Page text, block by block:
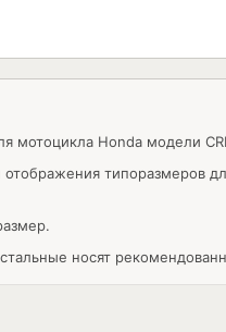
мотоцикла Honda модели
типоразмеров
носят